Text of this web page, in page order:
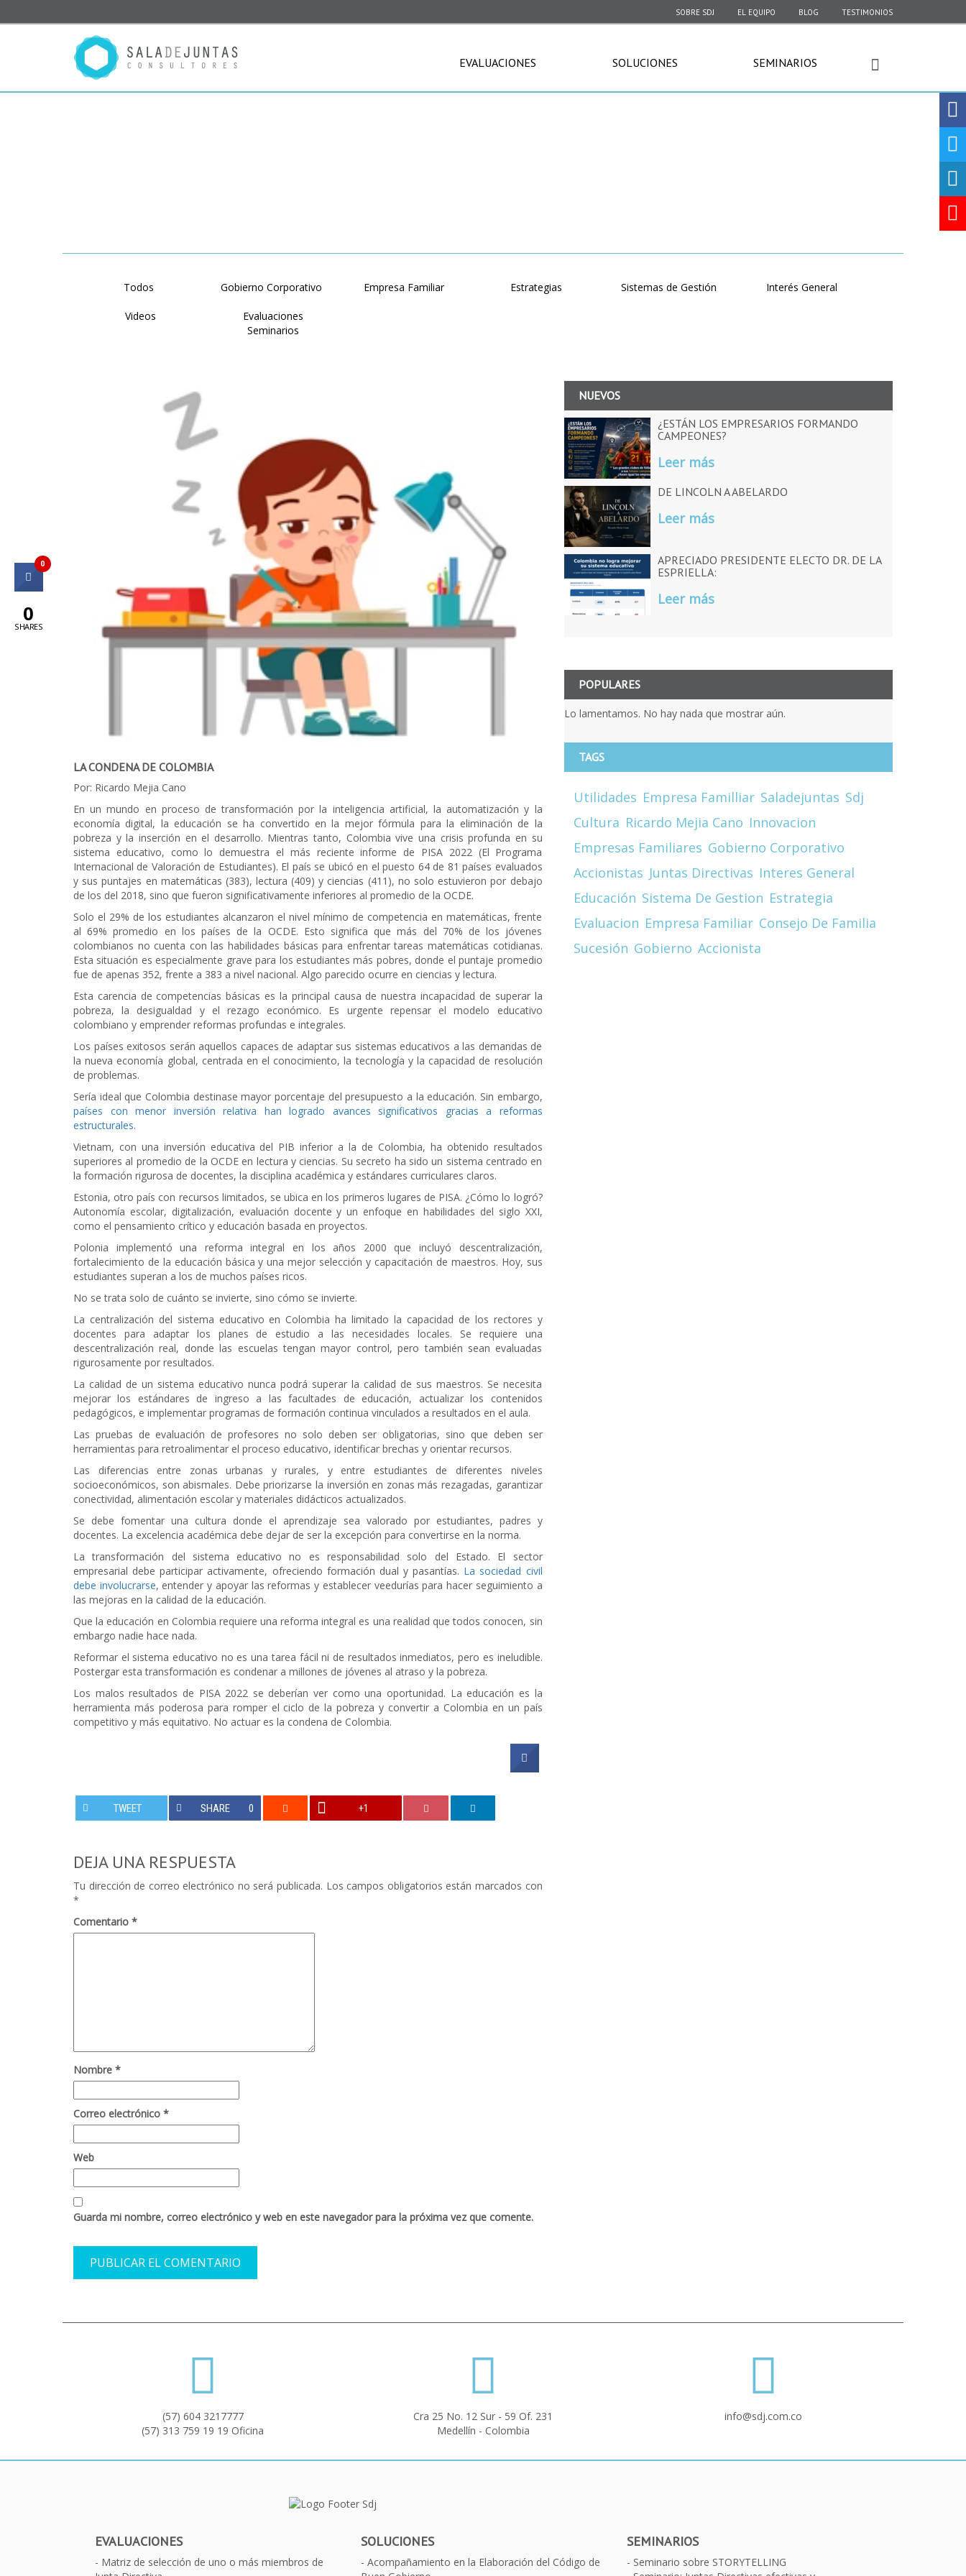
SOBRE SDJ EL EQUIPO BLOG TESTIMONIOS
EVALUACIONES SOLUCIONES SEMINARIOS
Todos Gobierno Corporativo Empresa Familiar Estrategias Sistemas de Gestión Interés General
Videos
Evaluaciones
Seminarios
LA CONDENA DE COLOMBIA
Por: Ricardo Mejia Cano
En un mundo en proceso de transformación por la inteligencia artificial, la automatización y la
economía digital, la educación se ha convertido en la mejor fórmula para la eliminación de la
pobreza y la inserción en el desarrollo. Mientras tanto, Colombia vive una crisis profunda en su
sistema educativo, como lo demuestra el más reciente informe de PISA 2022 (El Programa
Internacional de Valoración de Estudiantes). El país se ubicó en el puesto 64 de 81 países evaluados
y sus puntajes en matemáticas (383), lectura (409) y ciencias (411), no solo estuvieron por debajo
de los del 2018, sino que fueron significativamente inferiores al promedio de la OCDE.
Solo el 29% de los estudiantes alcanzaron el nivel mínimo de competencia en matemáticas, frente
al 69% promedio en los países de la OCDE. Esto significa que más del 70% de los jóvenes
colombianos no cuenta con las habilidades básicas para enfrentar tareas matemáticas cotidianas.
Esta situación es especialmente grave para los estudiantes más pobres, donde el puntaje promedio
fue de apenas 352, frente a 383 a nivel nacional. Algo parecido ocurre en ciencias y lectura.
Esta carencia de competencias básicas es la principal causa de nuestra incapacidad de superar la
pobreza, la desigualdad y el rezago económico. Es urgente repensar el modelo educativo
colombiano y emprender reformas profundas e integrales.
Los países exitosos serán aquellos capaces de adaptar sus sistemas educativos a las demandas de
la nueva economía global, centrada en el conocimiento, la tecnología y la capacidad de resolución
de problemas.
Sería ideal que Colombia destinase mayor porcentaje del presupuesto a la educación. Sin embargo,
países con menor inversión relativa han logrado avances significativos gracias a reformas
estructurales.
Vietnam, con una inversión educativa del PIB inferior a la de Colombia, ha obtenido resultados
superiores al promedio de la OCDE en lectura y ciencias. Su secreto ha sido un sistema centrado en
la formación rigurosa de docentes, la disciplina académica y estándares curriculares claros.
Estonia, otro país con recursos limitados, se ubica en los primeros lugares de PISA. ¿Cómo lo logró?
Autonomía escolar, digitalización, evaluación docente y un enfoque en habilidades del siglo XXI,
como el pensamiento crítico y educación basada en proyectos.
Polonia implementó una reforma integral en los años 2000 que incluyó descentralización,
fortalecimiento de la educación básica y una mejor selección y capacitación de maestros. Hoy, sus
estudiantes superan a los de muchos países ricos.
No se trata solo de cuánto se invierte, sino cómo se invierte.
La centralización del sistema educativo en Colombia ha limitado la capacidad de los rectores y
docentes para adaptar los planes de estudio a las necesidades locales. Se requiere una
descentralización real, donde las escuelas tengan mayor control, pero también sean evaluadas
rigurosamente por resultados.
La calidad de un sistema educativo nunca podrá superar la calidad de sus maestros. Se necesita
mejorar los estándares de ingreso a las facultades de educación, actualizar los contenidos
pedagógicos, e implementar programas de formación continua vinculados a resultados en el aula.
Las pruebas de evaluación de profesores no solo deben ser obligatorias, sino que deben ser
herramientas para retroalimentar el proceso educativo, identificar brechas y orientar recursos.
Las diferencias entre zonas urbanas y rurales, y entre estudiantes de diferentes niveles
socioeconómicos, son abismales. Debe priorizarse la inversión en zonas más rezagadas, garantizar
conectividad, alimentación escolar y materiales didácticos actualizados.
Se debe fomentar una cultura donde el aprendizaje sea valorado por estudiantes, padres y
docentes. La excelencia académica debe dejar de ser la excepción para convertirse en la norma.
La transformación del sistema educativo no es responsabilidad solo del Estado. El sector
empresarial debe participar activamente, ofreciendo formación dual y pasantías. La sociedad civil
debe involucrarse, entender y apoyar las reformas y establecer veedurías para hacer seguimiento a
las mejoras en la calidad de la educación.
Que la educación en Colombia requiere una reforma integral es una realidad que todos conocen, sin
embargo nadie hace nada.
Reformar el sistema educativo no es una tarea fácil ni de resultados inmediatos, pero es ineludible.
Postergar esta transformación es condenar a millones de jóvenes al atraso y la pobreza.
Los malos resultados de PISA 2022 se deberían ver como una oportunidad. La educación es la
herramienta más poderosa para romper el ciclo de la pobreza y convertir a Colombia en un país
competitivo y más equitativo. No actuar es la condena de Colombia.
TWEET SHARE 0 +1
DEJA UNA RESPUESTA
Tu dirección de correo electrónico no será publicada. Los campos obligatorios están marcados con
*
Comentario *
Nombre *
Correo electrónico *
Web
Guarda mi nombre, correo electrónico y web en este navegador para la próxima vez que comente.
NUEVOS
¿ESTÁN LOS EMPRESARIOS FORMANDO
CAMPEONES?
Leer más
DE LINCOLN A ABELARDO
Leer más
APRECIADO PRESIDENTE ELECTO DR. DE LA
ESPRIELLA:
Leer más
POPULARES
Lo lamentamos. No hay nada que mostrar aún.
TAGS
Utilidades Empresa Familliar Saladejuntas Sdj
Cultura Ricardo Mejia Cano Innovacion
Empresas Familiares Gobierno Corporativo
Accionistas Juntas Directivas Interes General
Educación Sistema De Gestion Estrategia
Evaluacion Empresa Familiar Consejo De Familia
Sucesión Gobierno Accionista
(57) 604 3217777
(57) 313 759 19 19 Oficina
Cra 25 No. 12 Sur - 59 Of. 231
Medellín - Colombia
info@sdj.com.co
EVALUACIONES
Matriz de selección de uno o más miembros de
SOLUCIONES
Acompañamiento en la Elaboración del Código de
SEMINARIOS
Seminario sobre STORYTELLING
0
0
SHARES